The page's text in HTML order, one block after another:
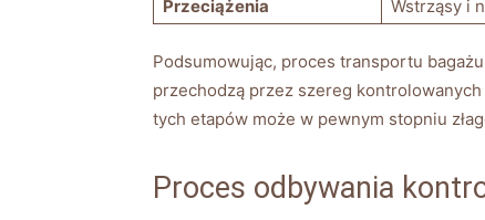
Przeciążenia
Wstrząsy i
Podsumowując,⁤ proces transportu
przechodzą przez szereg
tych etapów może w pewnym stopniu
Proces odbywania